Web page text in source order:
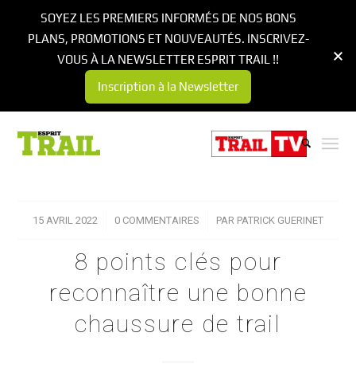
15 AVRIL 2022
/ 0 COMMENTAIRES
/ PAR PATRICK GUERINET
8 points clés pour
reconnaître une bonne
chaussure de trail
SOYEZ LES PREMIERS INFORMÉS DE NOS BONS
PLANS, PROMOTIONS ET NOUVEAUTÉS. INSCRIVEZ-
VOUS À LA NEWSLETTER ESPRIT TRAIL !!
Inscription à la Newsletter